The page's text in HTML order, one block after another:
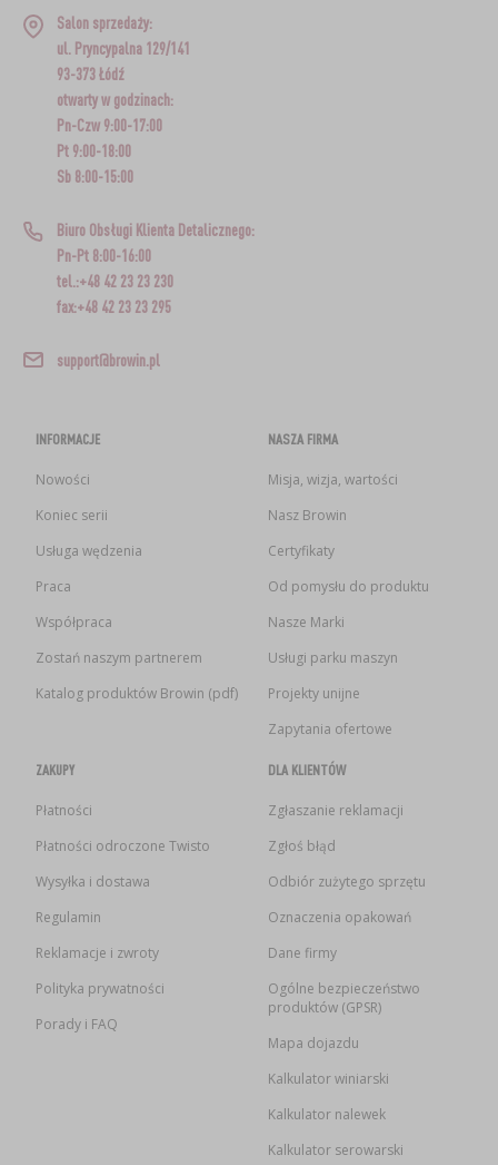
Salon sprzedaży:
ul. Pryncypalna 129/141
93-373 Łódź
otwarty w godzinach:
Pn-Czw 9:00-17:00
Pt 9:00-18:00
Sb 8:00-15:00
Biuro Obsługi Klienta Detalicznego:
Pn-Pt 8:00-16:00
tel.:+48 42 23 23 230
fax:+48 42 23 23 295
support@browin.pl
INFORMACJE
Nowości
Koniec serii
Usługa wędzenia
Praca
Współpraca
Zostań naszym partnerem
Katalog produktów Browin (pdf)
NASZA FIRMA
Misja, wizja, wartości
Nasz Browin
Certyfikaty
Od pomysłu do produktu
Nasze Marki
Usługi parku maszyn
Projekty unijne
Zapytania ofertowe
ZAKUPY
Płatności
Płatności odroczone Twisto
Wysyłka i dostawa
Regulamin
Reklamacje i zwroty
Polityka prywatności
Porady i FAQ
DLA KLIENTÓW
Zgłaszanie reklamacji
Zgłoś błąd
Odbiór zużytego sprzętu
Oznaczenia opakowań
Dane firmy
Ogólne bezpieczeństwo
produktów (GPSR)
Mapa dojazdu
Kalkulator winiarski
Kalkulator nalewek
Kalkulator serowarski